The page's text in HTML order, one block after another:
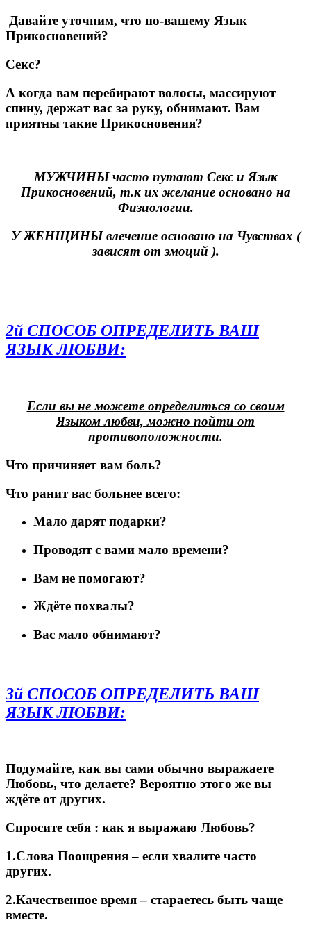
Давайте уточним, что по-вашему Язык
Прикосновений?
Секс?
А когда вам перебирают волосы, массируют
спину, держат вас за руку, обнимают. Вам
приятны такие Прикосновения?
МУЖЧИНЫчасто путают Секс и Язык
Прикосновений, т.к их желание основано на
Физиологии.
УЖЕНЩИНЫвлечение основано на Чувствах (
зависят от эмоций ).
2й СПОСОБ ОПРЕДЕЛИТЬ ВАШ
ЯЗЫК ЛЮБВИ:
Если вы не можете определиться со своим
Языком любви, можно пойти от
противоположности.
Что причиняет вам боль?
Что ранит вас больнее всего:
Мало дарят подарки?
Проводят с вами мало времени?
Вам не помогают?
Ждёте похвалы?
Вас мало обнимают?
3й СПОСОБ ОПРЕДЕЛИТЬ ВАШ
ЯЗЫК ЛЮБВИ:
Подумайте, как вы сами обычно выражаете
Любовь, что делаете? Вероятно этого же вы
ждёте от других.
Спросите себя : как я выражаю Любовь?
1.Слова Поощрения – если хвалите часто
других.
2.Качественное время – стараетесь быть чаще
вместе.